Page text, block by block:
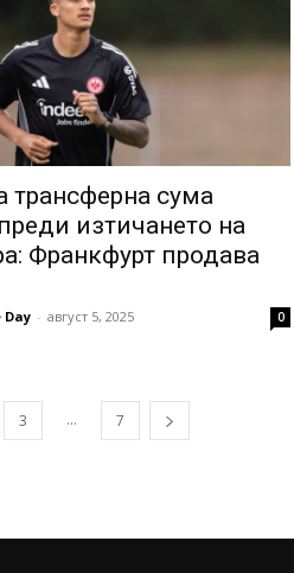
трансферна сума
изтичането на
Франкфурт продава
Day - август 5, 2025 0
3 ... 7